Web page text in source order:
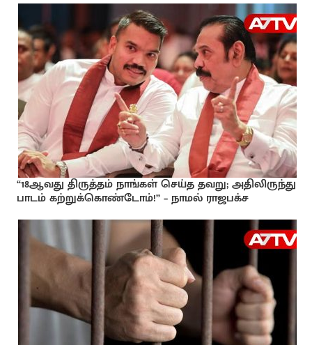
“18ஆவது திருத்தம் நாங்கள் செய்த தவறு; அதிலிருந்து
பாடம் கற்றுக்கொண்டோம்!” – நாமல் ராஜபக்ச